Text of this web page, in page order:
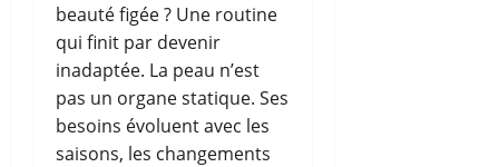
beauté figée ? Une routine
qui finit par devenir
inadaptée. La peau n’est
pas un organe statique. Ses
besoins évoluent avec les
saisons, les changements